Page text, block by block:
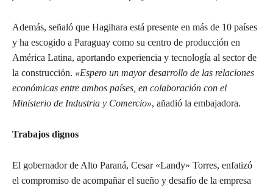
Además, señaló que Hagihara está presente en más de 10 países
y ha escogido a Paraguay como su centro de producción en
América Latina, aportando experiencia y tecnología al sector de
la construcción. «Espero un mayor desarrollo de las relaciones
económicas entre ambos países, en colaboración con el
Ministerio de Industria y Comercio», añadió la embajadora.
Trabajos dignos
El gobernador de Alto Paraná, Cesar «Landy» Torres, enfatizó
el compromiso de acompañar el sueño y desafío de la empresa